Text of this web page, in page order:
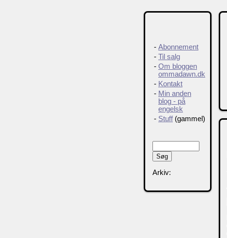
- Abonnement
- Til salg
- Om bloggen
ommadawn.dk
- Kontakt
- Min anden
blog - på
engelsk
- Stuff(gammel)
Arkiv: